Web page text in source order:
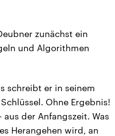
zunächst ein
und Algorithmen
schreibt er in seinem
Ohne Ergebnis!
der Anfangszeit. Was
Herangehen wird, an